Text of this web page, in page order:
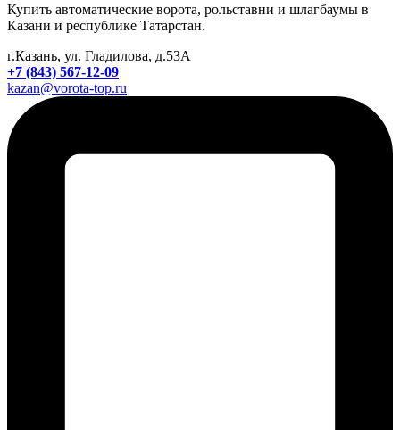
Купить автоматические ворота, рольставни и шлагбаумы в
Казани и республике Татарстан.
г.Казань, ул. Гладилова, д.53А
+7 (843) 567-12-09
kazan@vorota-top.ru